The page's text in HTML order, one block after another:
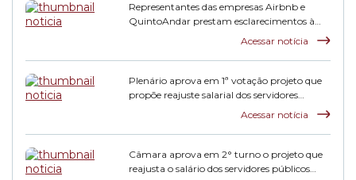
Representantes das empresas Airbnb e
QuintoAndar prestam esclarecimentos à
Acessar notícia
Plenário aprova em 1ª votação projeto que
propõe reajuste salarial dos servidores
Acessar notícia
Câmara aprova em 2° turno o projeto que
reajusta o salário dos servidores públicos